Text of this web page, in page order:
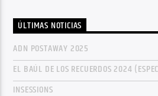
ÚLTIMAS NOTICIAS
ADN POSTAWAY 2025
EL BAÚL DE LOS RECUERDOS 2024
INSESSIONS